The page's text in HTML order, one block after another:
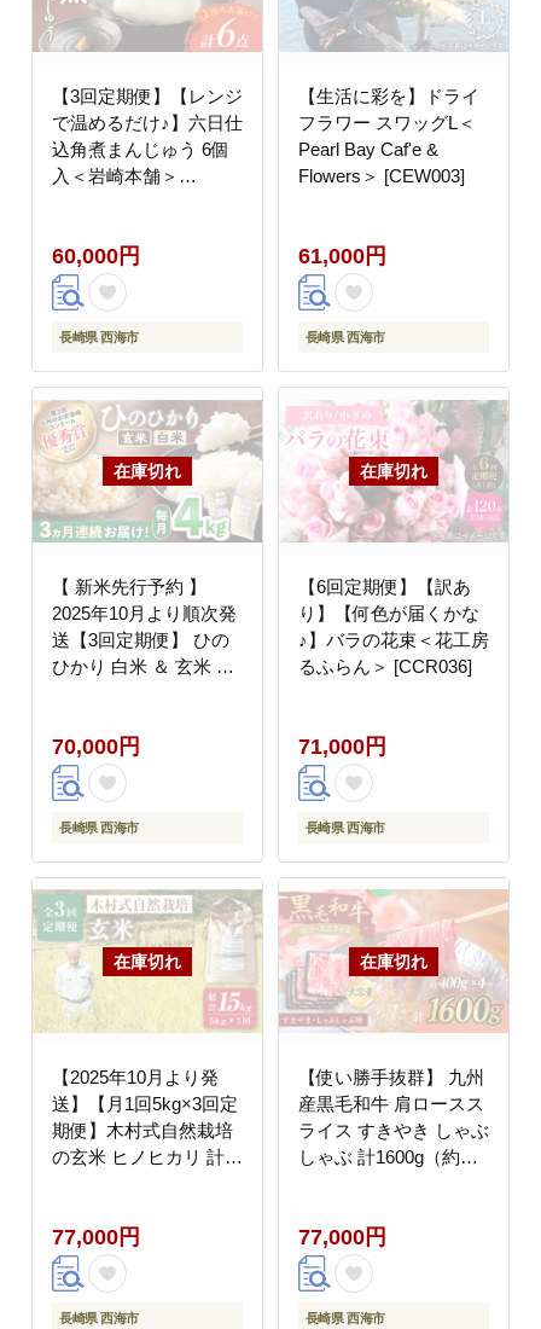
【3回定期便】【レンジ
で温めるだけ♪】六日仕
込角煮まんじゅう 6個
入＜岩崎本舗＞
60,000円
長崎県 西海市
【生活に彩を】ドライ
フラワー スワッグL＜
Pearl Bay Caf'e &
Flowers＞ [CEW003]
61,000円
長崎県 西海市
【 新米先行予約 】
2025年10月より順次発
送【3回定期便】 ひの
ひかり 白米 ＆ 玄米 計
70,000円
長崎県 西海市
【6回定期便】【訳あ
り】【何色が届くかな
♪】バラの花束＜花工房
るふらん＞ [CCR036]
71,000円
長崎県 西海市
【2025年10月より発
送】【月1回5kg×3回定
期便】木村式自然栽培
の玄米 ヒノヒカリ 計
77,000円
長崎県 西海市
【使い勝手抜群】 九州
産黒毛和牛 肩ロースス
ライス すきやき しゃぶ
しゃぶ 計1600g（約
77,000円
長崎県 西海市